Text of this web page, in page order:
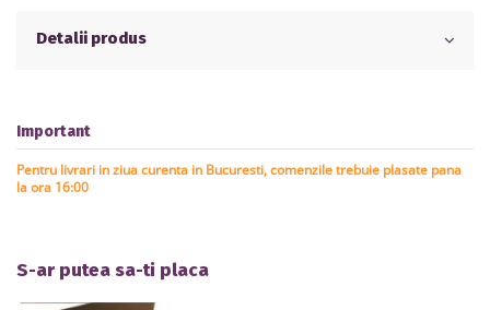
Detalii produs
Important
Pentru livrari in ziua curenta in Bucuresti, comenzile trebuie plasate pana
la ora 16:00
S-ar putea sa-ti placa